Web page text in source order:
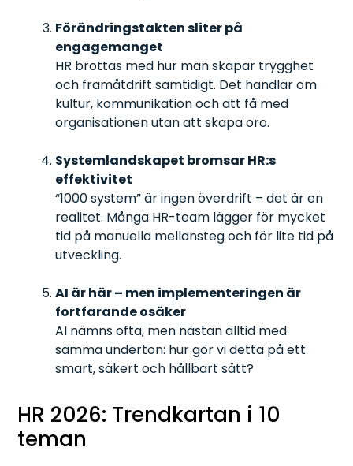
Förändringstakten sliter på
engagemanget
HR brottas med hur man skapar trygghet
och framåtdrift samtidigt. Det handlar om
kultur, kommunikation och att få med
organisationen utan att skapa oro.
Systemlandskapet bromsar HR:s
effektivitet
“1000 system” är ingen överdrift – det är en
realitet. Många HR-team lägger för mycket
tid på manuella mellansteg och för lite tid på
utveckling.
AI är här – men implementeringen är
fortfarande osäker
AI nämns ofta, men nästan alltid med
samma underton: hur gör vi detta på ett
smart, säkert och hållbart sätt?
HR 2026: Trendkartan i 10
teman